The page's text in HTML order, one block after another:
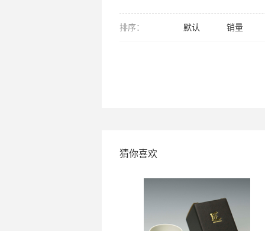
排序： 默认 销量
猜你喜欢